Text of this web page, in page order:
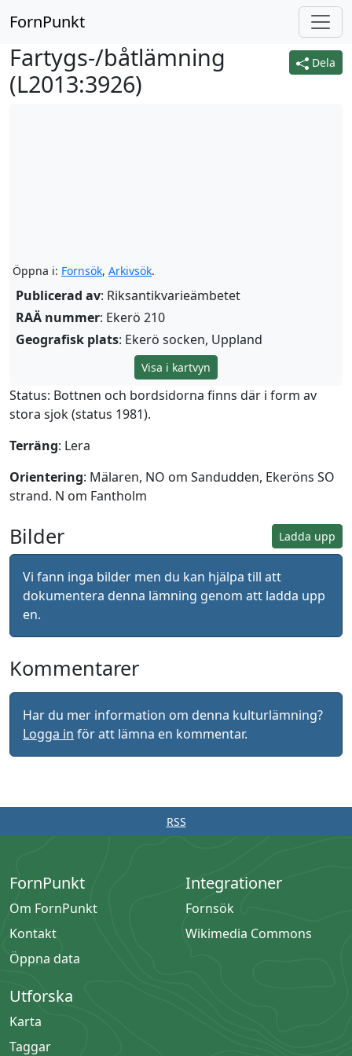
FornPunkt
Dela
Fartygs-/båtlämning
(L2013:3926)
Öppna i: Fornsök, Arkivsök.
Publicerad av: Riksantikvarieämbetet
RAÄ nummer: Ekerö 210
Geografisk plats: Ekerö socken, Uppland
Visa i kartvyn
Status: Bottnen och bordsidorna finns där i form av
stora sjok (status 1981).
Terräng: Lera
Orientering: Mälaren, NO om Sandudden, Ekeröns SO
strand. N om Fantholm
Ladda upp
Bilder
Vi fann inga bilder men du kan hjälpa till att
dokumentera denna lämning genom att ladda upp
en.
Kommentarer
Har du mer information om denna kulturlämning?
Logga in för att lämna en kommentar.
RSS
FornPunkt
Om FornPunkt
Kontakt
Öppna data
Integrationer
Fornsök
Wikimedia Commons
Utforska
Karta
Taggar